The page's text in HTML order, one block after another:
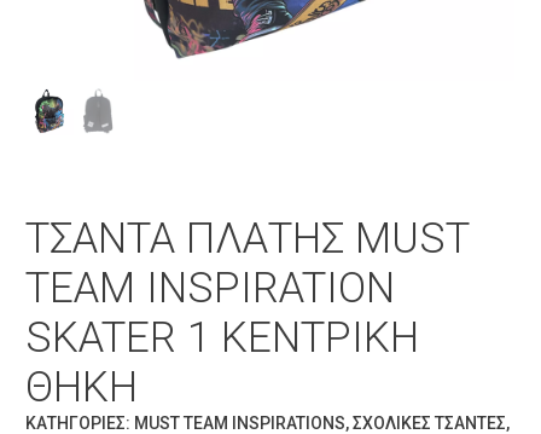
ΤΣΆΝΤΑ ΠΛΆΤΗΣ MUST
TEAM INSPIRATION
SKATER 1 ΚΕΝΤΡΙΚΉ
ΘΉΚΗ
ΚΑΤΗΓΟΡΊΕΣ: MUST TEAM INSPIRATIONS,ΣΧΟΛΙΚΈΣ ΤΣΆΝΤΕΣ,